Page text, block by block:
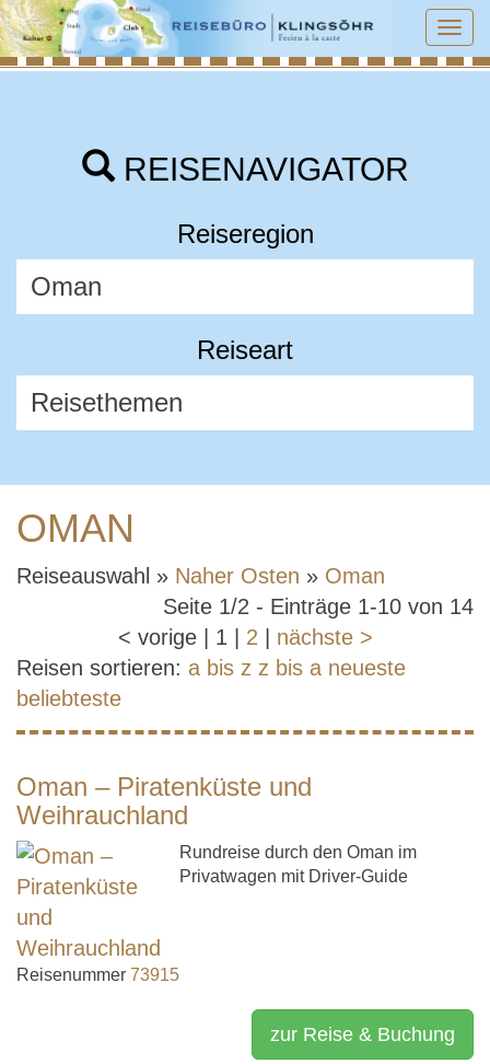
REISENAVIGATOR
Reiseregion
Reiseart
OMAN
Reiseauswahl » Naher Osten » Oman
Seite 1/2 - Einträge 1-10 von 14
< vorige 1 2 nächste >
Reisen sortieren: a bis z z bis a neueste
beliebteste
Oman – Piratenküste und
Weihrauchland
Rundreise durch den Oman im
Privatwagen mit Driver-Guide
Reisenummer 73915
zur Reise & Buchung